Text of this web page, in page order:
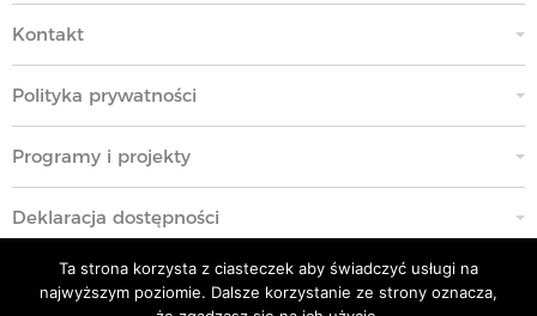
Kontakt
Polityka prywatności
Programy i projekty
Deklaracja dostępności
Standardy Ochrony Małoletnich
Ta strona korzysta z ciasteczek aby świadczyć usługi na
najwyższym poziomie. Dalsze korzystanie ze strony oznacza,